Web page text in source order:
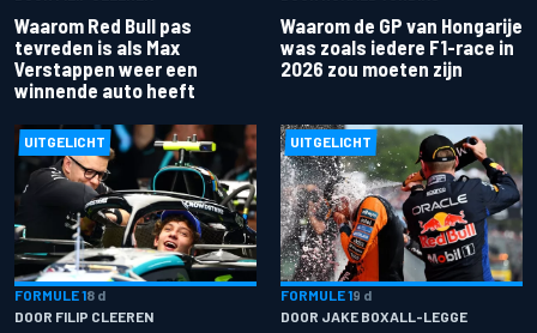
Waarom Red Bull pas
tevreden is als Max
Verstappen weer een
winnende auto heeft
Waarom de GP van Hongarije
was zoals iedere F1-race in
2026 zou moeten zijn
UITGELICHT
FORMULE 18 d
DOOR FILIP CLEEREN
UITGELICHT
FORMULE 19 d
DOOR JAKE BOXALL-LEGGE